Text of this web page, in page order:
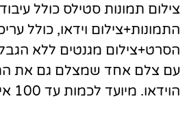
צילום תמונות סטילס כולל
התמונות+צילום וידאו, כולל
עם צלם אחד שמצלם גם את
הוידאו. מיועד לכמות עד 100 איש.